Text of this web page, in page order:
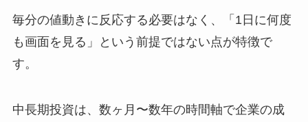
毎分の値動きに反応する必要はなく、「1日に何度
も画面を見る」という前提ではない点が特徴で
す。
中長期投資は、数ヶ月〜数年の時間軸で企業の成